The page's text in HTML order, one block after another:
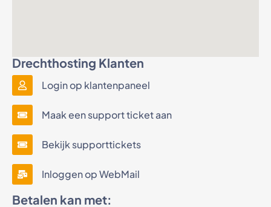
Drechthosting Klanten
Login op klantenpaneel
Maak een support ticket aan
Bekijk supporttickets
Inloggen op WebMail
Betalen kan met: